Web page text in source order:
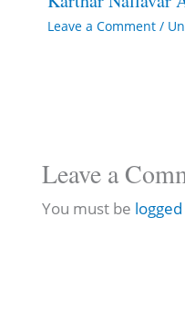
Leave a Comment /
Leave a
You must be